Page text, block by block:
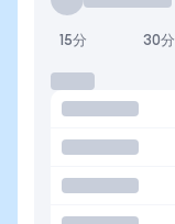
15分 30分